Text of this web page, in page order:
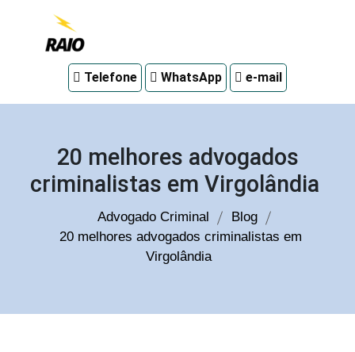
em
Telefone WhatsApp e-mail
20 melhores advogados
criminalistas em Virgolândia
Advogado Criminal
Blog
20 melhores advogados criminalistas em
Virgolândia